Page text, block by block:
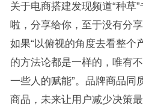
关于电商搭建发现频道“种草
啦，分享给你，至于没有分
如果“以俯视的角度去看整个
的方法论都是一样的，唯有
一些人的赋能”。品牌商品同
商品，未来让用户减少决策